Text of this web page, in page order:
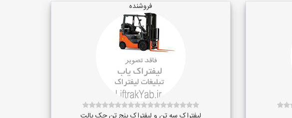
فروشنده